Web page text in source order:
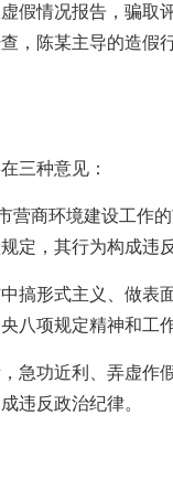
假情况报告，骗
，陈某主导的造
三种意见：
商环境建设工作的
定，其行为构成违
形式主义、做表
八项规定精神和工
功近利、弄虚作
违反政治纪律。